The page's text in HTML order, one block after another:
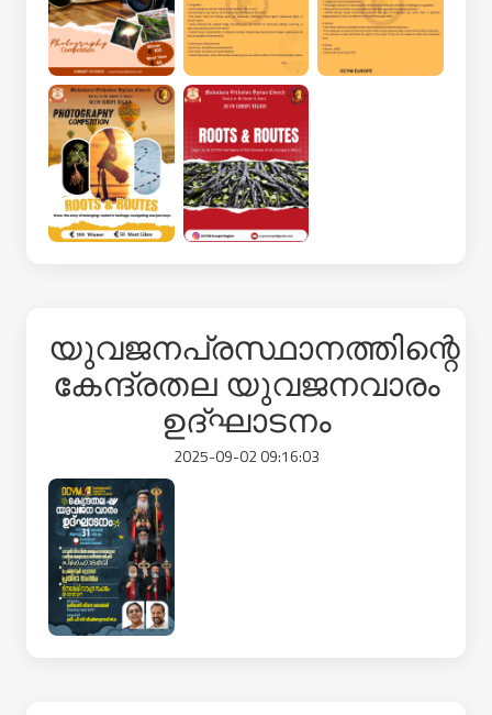
യുവജനപ്രസ്ഥാനത്തിന്റെ
കേന്ദ്രതല യുവജനവാരം
ഉദ്ഘാടനം
2025-09-02 09:16:03